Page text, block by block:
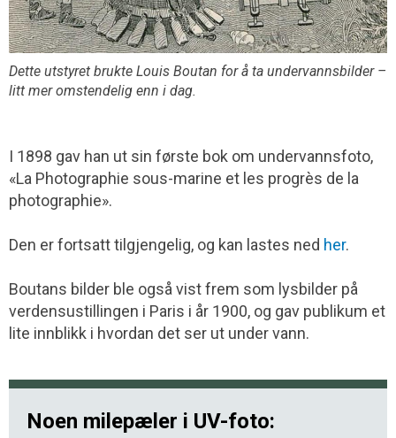
Dette utstyret brukte Louis Boutan for å ta undervannsbilder –
litt mer omstendelig enn i dag.
I 1898 gav han ut sin første bok om undervannsfoto,
«La Photographie sous-marine et les progrès de la
photographie».
Den er fortsatt tilgjengelig, og kan lastes ned her.
Boutans bilder ble også vist frem som lysbilder på
verdensustillingen i Paris i år 1900, og gav publikum et
lite innblikk i hvordan det ser ut under vann.
Noen milepæler i UV-foto: